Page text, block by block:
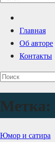
Главная
Об авторе
Контакты
Метка:
Юмор и сатира